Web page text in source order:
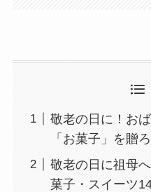
敬老の日に！お
「お菓子」を贈
敬老の日に祖母
菓子・スイーツ